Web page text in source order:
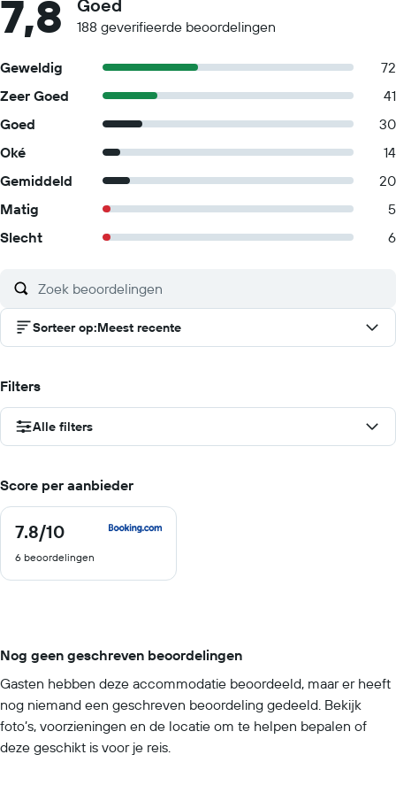
instructions No rollaway/extra beds available No cribs (infant
7,8 Goed
188 geverifieerde beoordelingen
Geweldig
72
Zeer Goed
41
Goed
30
Oké
14
Gemiddeld
20
Matig
5
Slecht
6
Sorteer op:Meest recente
Filters
Alle filters
Score per aanbieder
7.8/10
7.8
10
6 beoordelingen
Nog geen geschreven beoordelingen
Gasten hebben deze accommodatie beoordeeld, maar er heeft
nog niemand een geschreven beoordeling gedeeld. Bekijk
foto’s, voorzieningen en de locatie om te helpen bepalen of
deze geschikt is voor je reis.